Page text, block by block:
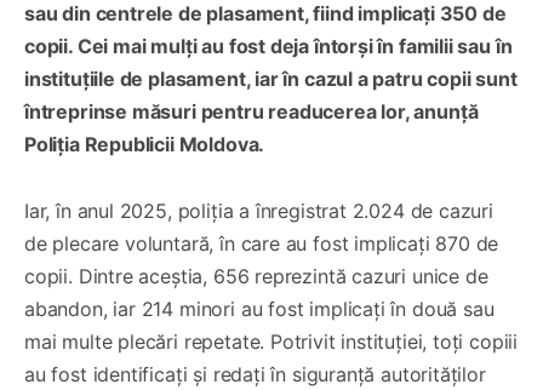
sau din centrele de plasament, fiind implicați 350 de
copii. Cei mai mulți au fost deja întorși în familii sau în
instituțiile de plasament, iar în cazul a patru copii sunt
întreprinse măsuri pentru readucerea lor, anunță
Poliția Republicii Moldova.
Iar, în anul 2025, poliția a înregistrat 2.024 de cazuri
de plecare voluntară, în care au fost implicați 870 de
copii. Dintre aceștia, 656 reprezintă cazuri unice de
abandon, iar 214 minori au fost implicați în două sau
mai multe plecări repetate. Potrivit instituției, toți copiii
au fost identificați și redați în siguranță autorităților